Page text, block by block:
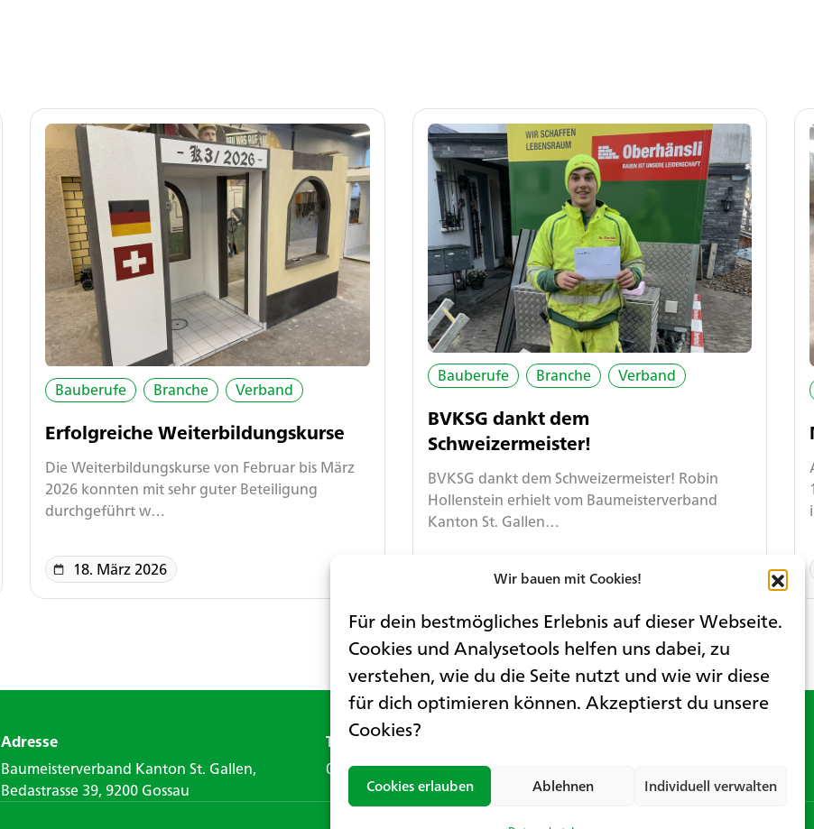
Wir bauen mit Cookies!
Für dein bestmögliches Erlebnis auf dieser Webseite.
Cookies und Analysetools helfen uns dabei, zu
verstehen, wie du die Seite nutzt und wie wir diese
für dich optimieren können. Akzeptierst du unsere
Cookies?
Cookies erlauben Ablehnen Individuell verwalten
Bauberufe Branche Verband
Erfolgreiche Weiterbildungskurse
Die Weiterbildungskurse von Februar bis März
2026 konnten mit sehr guter Beteiligung
durchgeführt w…
18. März 2026
Bauberufe Branche Verband
BVKSG dankt dem
Schweizermeister!
BVKSG dankt dem Schweizermeister! Robin
Hollenstein erhielt vom Baumeisterverband
Kanton St. Gallen…
22. Dezember 2025
Adresse
Baumeisterverband Kanton St. Gallen,
Bedastrasse 39, 9200 Gossau
Telefon
071 388 40 80